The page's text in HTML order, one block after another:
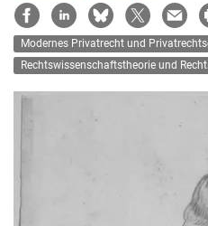
Modernes Privatrecht und
Rechtswissenschaftstheorie und